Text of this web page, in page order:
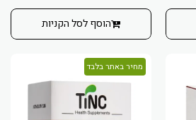
הוסף לסל הקניות
מחיר באתר בלבד